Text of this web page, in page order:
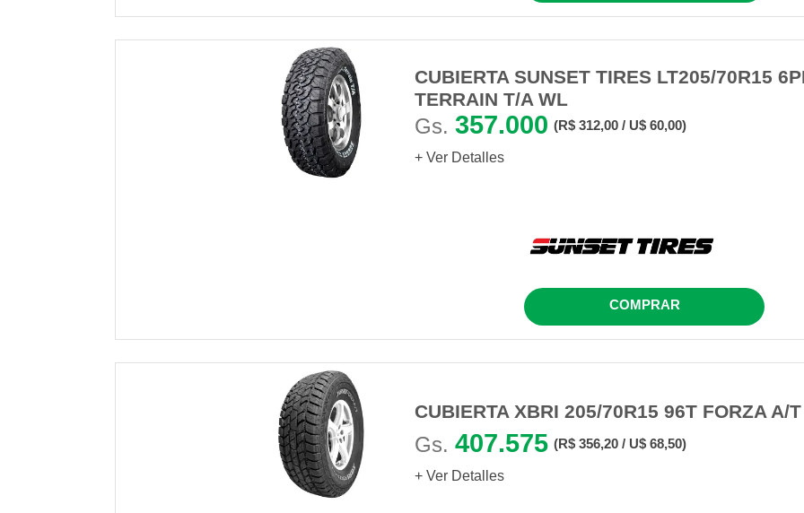
CUBIERTA SUNSET TIRES LT205/70R15
TERRAIN T/A WL
Gs. 357.000 (R$ 312,00 / U$ 60,00)
+ Ver Detalles
COMPRAR
CUBIERTA XBRI 205/70R15 96T FORZA A/
Gs. 407.575 (R$ 356,20 / U$ 68,50)
+ Ver Detalles